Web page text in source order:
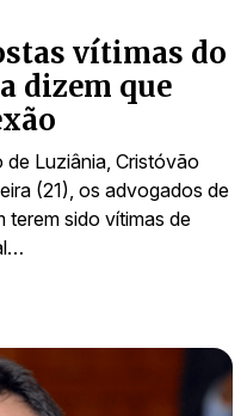
vítimas do
dizem que
Luziânia, Cristóvão
(21), os advogados de
terem sido vítimas de